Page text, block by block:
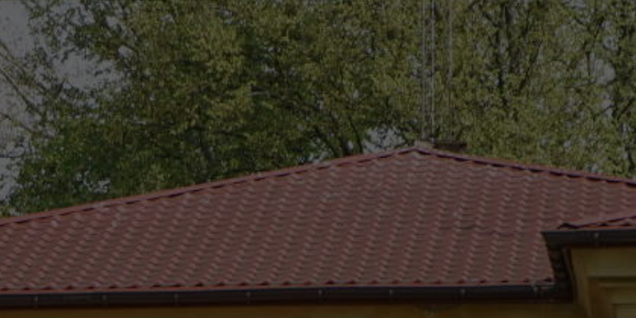
(0-25) 755 41 01 urzad_gminy@wojcieszkow.pl